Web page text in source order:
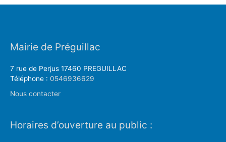
Mairie de Préguillac
7 rue de Perjus 17460 PREGUILLAC
Téléphone : 0546936629
Nous contacter
Horaires d’ouverture au public :